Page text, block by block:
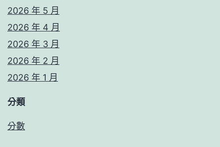
2026 年 5 月
2026 年 4 月
2026 年 3 月
2026 年 2 月
2026 年 1 月
分類
分數